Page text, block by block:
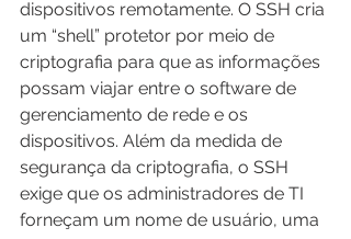
dispositivos remotamente. O SSH cria
um “shell” protetor por meio de
criptografia para que as informações
possam viajar entre o software de
gerenciamento de rede e os
dispositivos. Além da medida de
segurança da criptografia, o SSH
exige que os administradores de TI
forneçam um nome de usuário, uma